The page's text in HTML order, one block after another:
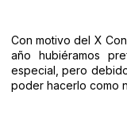
Con motivo del X
año hubiéramos
especial, pero
poder hacerlo como